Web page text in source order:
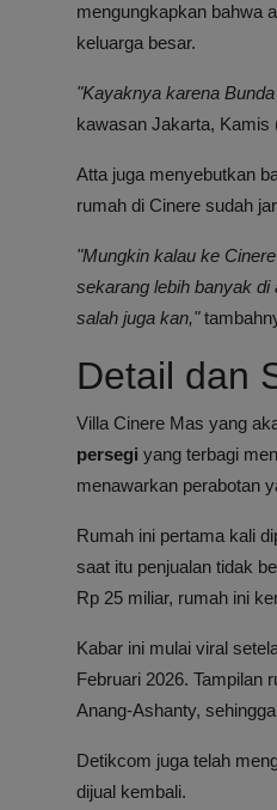
mengungkapkan bahwa
keluarga besar.
"Kayaknya karena
kawasan Jakarta, Kamis
Atta juga menyebutkan
rumah di Cinere sudah
"Mungkin kalau ke
sekarang lebih banyak di
salah juga kan,"
Detail dan
Villa Cinere Mas yang
persegi yang terbagi
menawarkan perabotan
Rumah ini pertama kali
saat itu penjualan tidak
Rp 25 miliar, rumah ini
Kabar ini mulai viral
Februari 2026. Tampilan
Anang-Ashanty,
Detikcom juga telah
dijual kembali.